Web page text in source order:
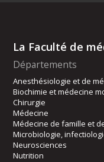
La Faculté de
Départements
Anesthésiologie et de
Biochimie et médecine
Chirurgie
Médecine
Médecine de famille et
Microbiologie,
Neurosciences
Nutrition